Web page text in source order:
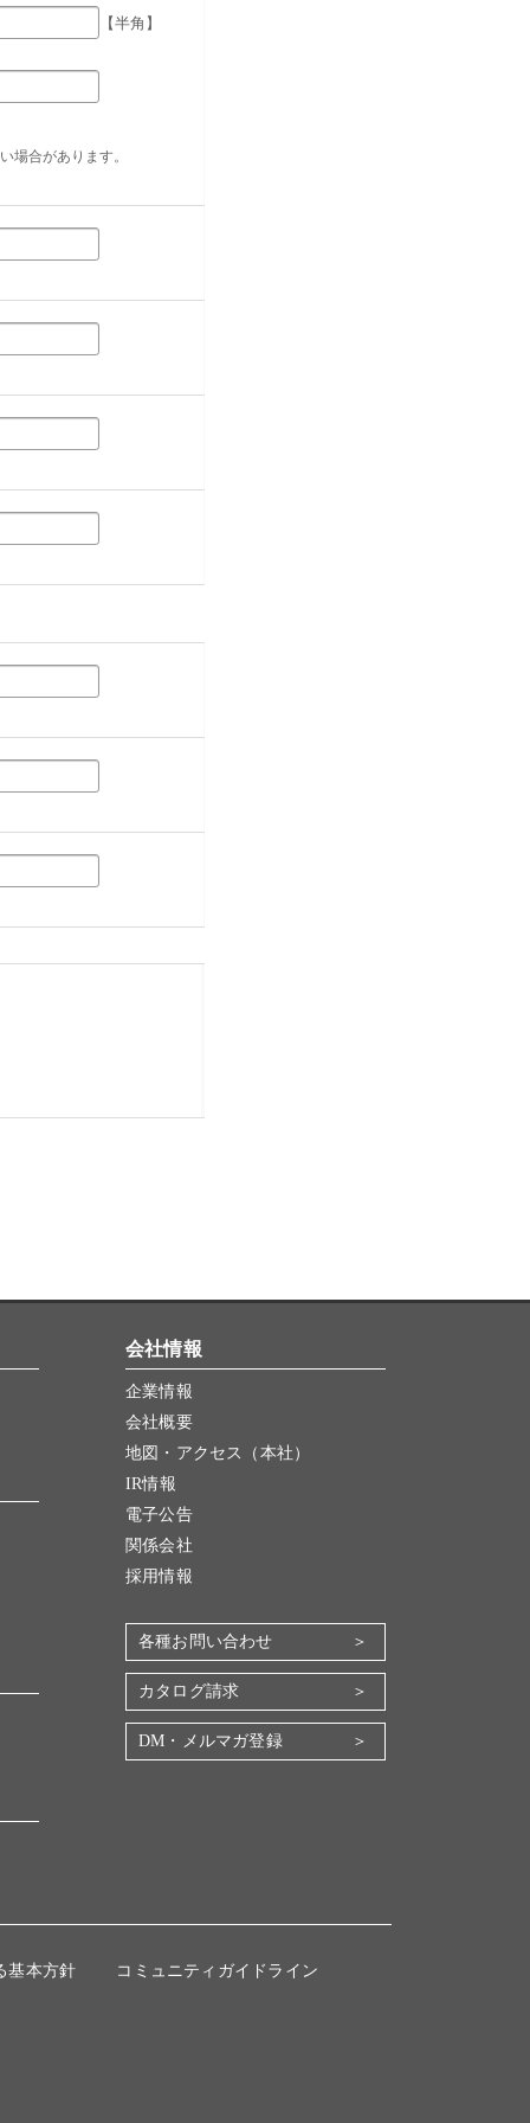
【半角】
場合があります。
会社情報
企業情報
会社概要
地図・アクセス（本社）
IR情報
電子公告
関係会社
採用情報
各種お問い合わせ
カタログ請求
DM・メルマガ登録
基本方針 コミュニティガイドライン